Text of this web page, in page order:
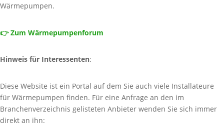
Wärmepumpen.
👉 Zum Wärmepumpenforum
Hinweis für Interessenten:
Diese Website ist ein Portal auf dem Sie auch viele Installateure
für Wärmepumpen finden. Für eine Anfrage an den im
Branchenverzeichnis gelisteten Anbieter wenden Sie sich immer
direkt an ihn: